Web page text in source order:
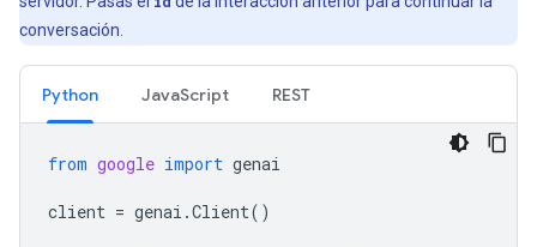
conversación.
Python JavaScript REST
from google import genai
client = genai .Client()